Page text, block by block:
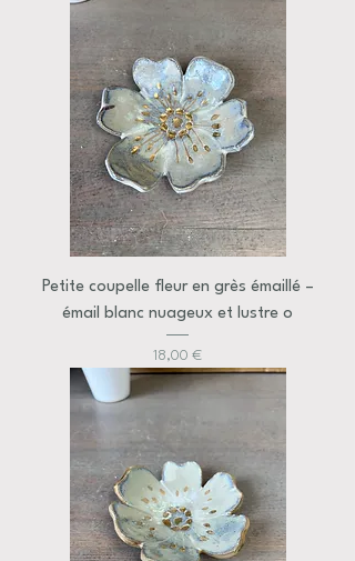
Petite coupelle fleur en grès émaillé –
émail blanc nuageux et lustre o
Prix
18,00 €